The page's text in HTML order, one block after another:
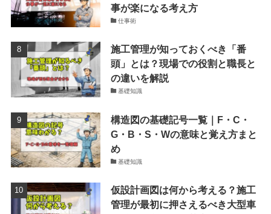
事が楽になる考え方
仕事術
施工管理が知っておくべき「番
頭」とは？現場での役割と職長と
の違いを解説
基礎知識
構造図の基礎記号一覧｜F・C・
G・B・S・Wの意味と覚え方まと
め
基礎知識
仮設計画図は何から考える？施工
管理が最初に押さえるべき大型車